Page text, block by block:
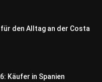
den Alltag an der Costa
Käufer in Spanien